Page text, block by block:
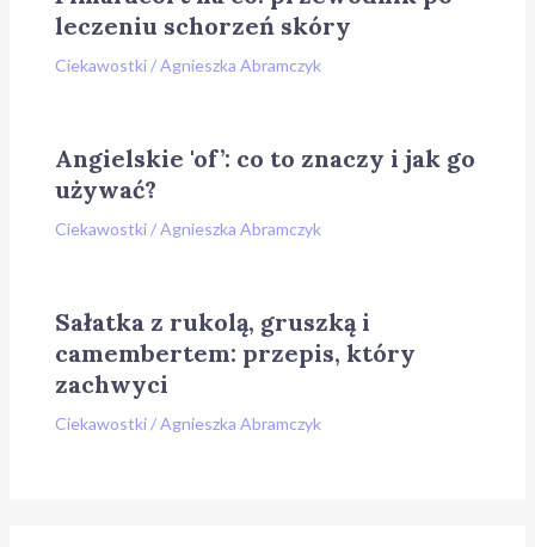
leczeniu schorzeń skóry
Ciekawostki/Agnieszka Abramczyk
Angielskie 'of’: co to znaczy i jak go
używać?
Ciekawostki/Agnieszka Abramczyk
Sałatka z rukolą, gruszką i
camembertem: przepis, który
zachwyci
Ciekawostki/Agnieszka Abramczyk